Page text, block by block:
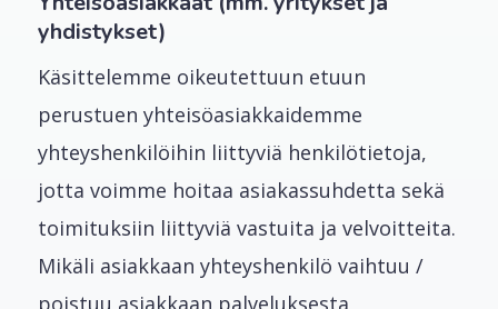
yhdistykset)
Käsittelemme oikeutettuun etuun
perustuen yhteisöasiakkaidemme
yhteyshenkilöihin liittyviä henkilötietoja,
jotta voimme hoitaa asiakassuhdetta sekä
toimituksiin liittyviä vastuita ja velvoitteita.
Mikäli asiakkaan yhteyshenkilö vaihtuu /
poistuu asiakkaan palveluksesta,